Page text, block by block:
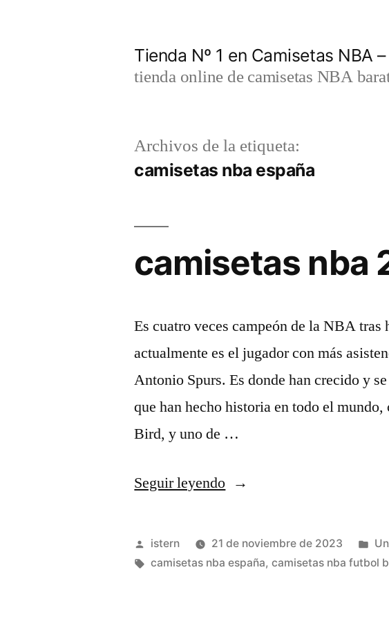
Tienda Nº 1 en Camisetas NBA
tienda online de camisetas NBA
Archivos de la etiqueta:
camisetas nba españa
camisetas nba
Es cuatro veces campeón de la NBA
actualmente es el jugador con más
Antonio Spurs. Es donde han crecido y
que han hecho historia en todo el
Bird, y uno de …
Seguir leyendo«camisetas
2018
new
Publicado
por
istern 21 de noviembre de 2023
en
Etiquetas:
camisetas nba españa,camisetas nba futbol